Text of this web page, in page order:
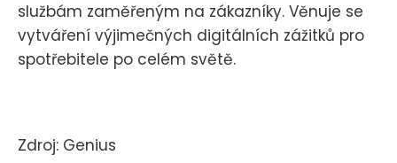
službám zaměřeným na zákazníky. Věnuje se
vytváření výjimečných digitálních zážitků pro
spotřebitele po celém světě.
Zdroj: Genius